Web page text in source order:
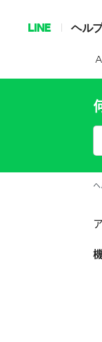
LINE ヘル